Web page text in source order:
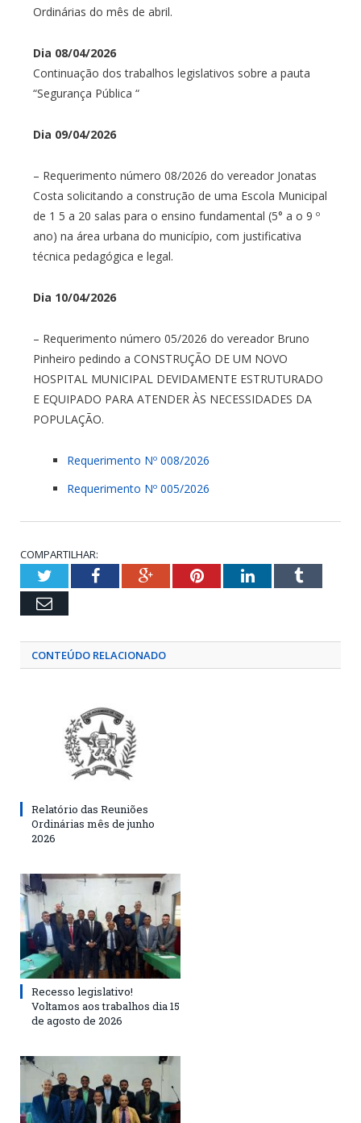
Ordinárias do mês de abril.
Dia 08/04/2026
Continuação dos trabalhos legislativos sobre a pauta
“Segurança Pública “
Dia 09/04/2026
– Requerimento número 08/2026 do vereador Jonatas
Costa solicitando a construção de uma Escola Municipal
de 1 5 a 20 salas para o ensino fundamental (5° a o 9 º
ano) na área urbana do município, com justificativa
técnica pedagógica e legal.
Dia 10/04/2026
– Requerimento número 05/2026 do vereador Bruno
Pinheiro pedindo a CONSTRUÇÃO DE UM NOVO
HOSPITAL MUNICIPAL DEVIDAMENTE ESTRUTURADO
E EQUIPADO PARA ATENDER ÀS NECESSIDADES DA
POPULAÇÃO.
Requerimento Nº 008/2026
Requerimento Nº 005/2026
COMPARTILHAR:
TwitterFacebookGoogle+PinterestLinkedInTumblr
Email
CONTEÚDO RELACIONADO
Relatório das Reuniões
Ordinárias mês de junho
2026
Recesso legislativo!
Voltamos aos trabalhos dia 15
de agosto de 2026